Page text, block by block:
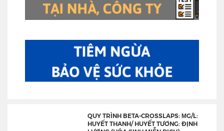
QUY TRÌNH BETA-CROSSLAPS: ΜG/L:
HUYẾT THANH/ HUYẾT TƯƠNG: ĐỊNH